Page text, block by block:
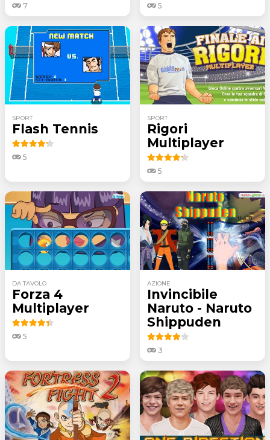
7 5
SPORT
Flash Tennis
5
SPORT
Rigori
Multiplayer
5
DA TAVOLO
Forza 4
Multiplayer
5
AZIONE
Invincibile
Naruto - Naruto
Shippuden
3